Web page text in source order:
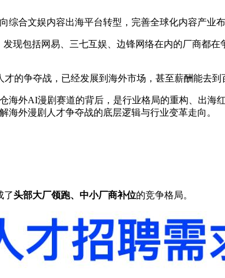
合文娱内容出海平台转型，完善全球化内容产业
现包括网易、三七互娱、边锋网络在内的厂商都
的争夺战，已经发展到海外市场，甚至薪酬能去到
海外AI漫剧赛道的背后，是行业格局的重构、出海
外漫剧人才争夺战的底层逻辑与行业变革走向。
了头部大厂领跑、中小厂商补位的竞争格局。